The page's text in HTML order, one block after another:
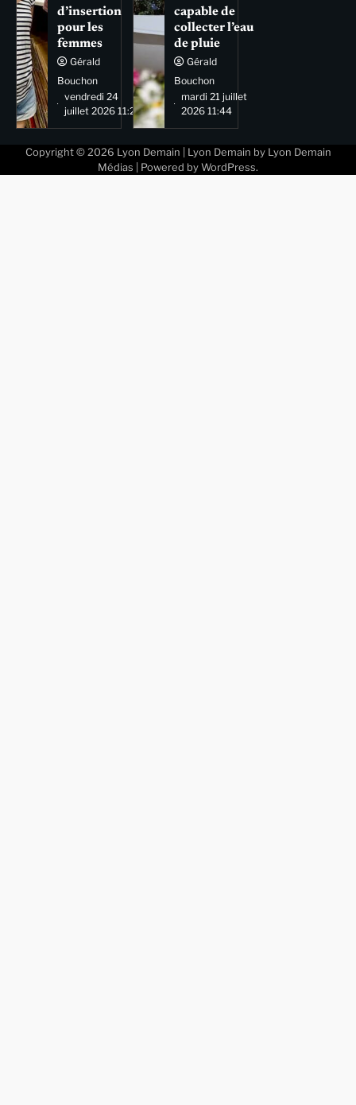
d’insertion
pour les
femmes
Gérald
Bouchon
vendredi 24
juillet 2026 11:29
capable de
collecter l’eau
de pluie
Gérald
Bouchon
mardi 21 juillet
2026 11:44
Copyright © 2026 Lyon Demain | Lyon Demain by Lyon Demain
Médias | Powered by WordPress.